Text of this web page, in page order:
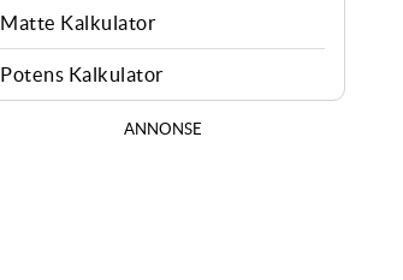
Matte Kalkulator
Potens Kalkulator
ANNONSE